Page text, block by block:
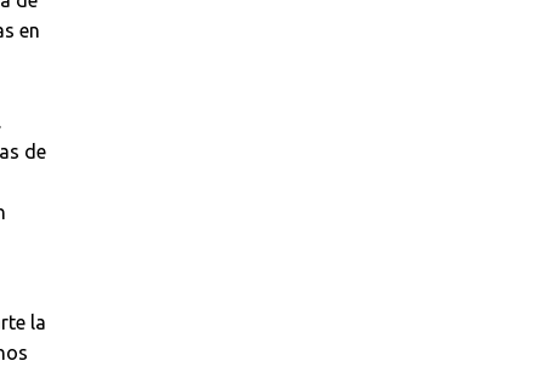
en
de
la